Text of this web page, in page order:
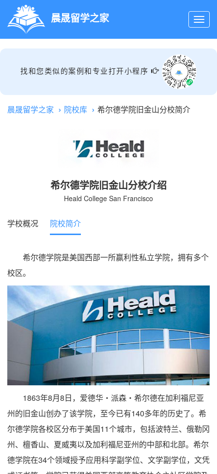
晨晟留学之家
找和您类似的案例和专业打开小程序
晨晟留学之家 院校库 希尔德学院旧金山分校简介
希尔德学院旧金山分校介绍
Heald College San Francisco
学校概况 院校简介
希尔德学院是美国西部一所赢利性私立学院，拥有多个
校区。
1863年8月8日，爱德华・派森・希尔德在加利福尼亚
州的旧金山创办了该学院，至今已有140多年的历史了。希
尔德学院各校区分布于美国11个城市，包括波特兰、俄勒冈
州、檀香山、夏威夷以及加利福尼亚州的中部和北部。希尔
德学院在34个领域授予应用科学副学位、文学副学位，文凭